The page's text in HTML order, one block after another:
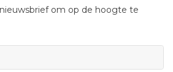
om op de hoogte te